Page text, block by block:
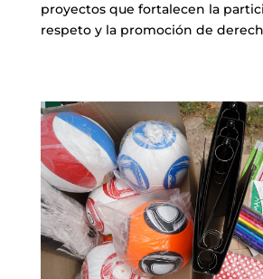
proyectos que fortalecen la
respeto y la promoción de